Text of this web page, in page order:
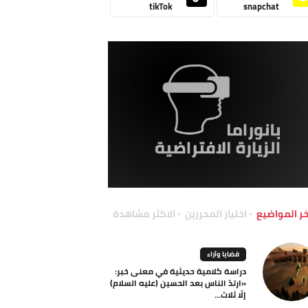
snapchat
tikTok
المواضيع اختيار المحررين الاكثر مشاهدة
قضايا وآراء
دراسة كلامية حديثية في معنى خبر:
«ارتدّ الناس بعد الحسين (عليه السلام)
إلّا ثلاث...